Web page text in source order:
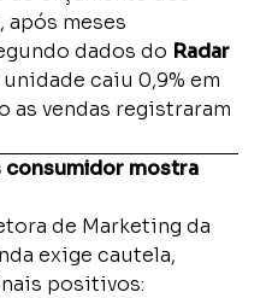
meses
dados do Radar
caiu 0,9% em
as vendas registraram
consumidor mostra
de Marketing da
exige cautela,
positivos: